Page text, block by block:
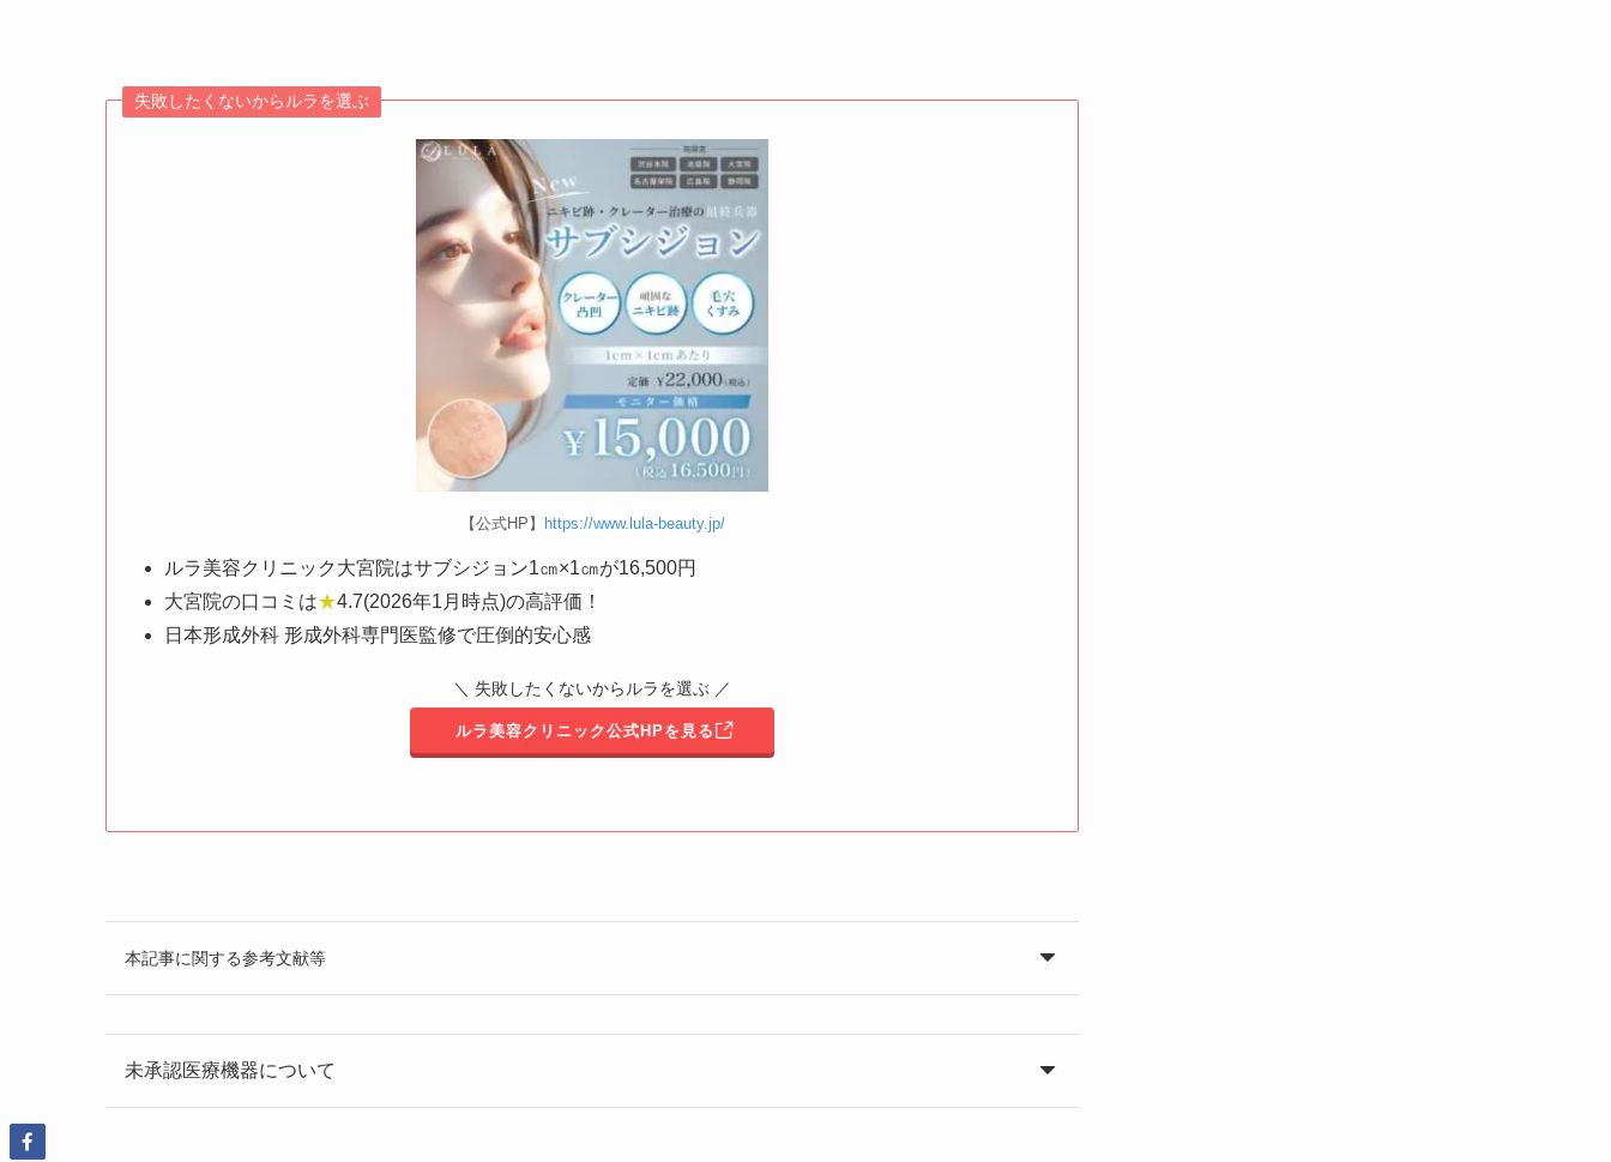
失敗したくないからルラを選ぶ
【公式HP】 https://www.lula-beauty.jp/
ルラ美容クリニック大宮院はサブシジョン1㎝×1㎝が16,500円
大宮院の口コミは★4.7(2026年1月時点)の高評価！
日本形成外科 形成外科専門医監修で圧倒的安心感
＼ 失敗したくないからルラを選ぶ ／
ルラ美容クリニック公式HPを見る
本記事に関する参考文献等
未承認医療機器について